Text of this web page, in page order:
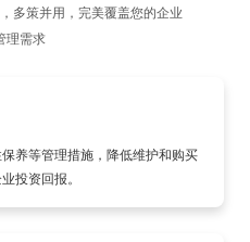
多策并用，完美覆盖您的企业
理需求
养等管理措施，降低维护和购买
投资回报。